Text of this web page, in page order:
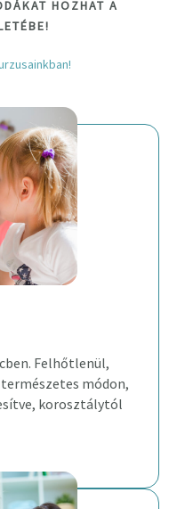
HOZHAT A
Felhőtlenül,
módon,
korosztálytól